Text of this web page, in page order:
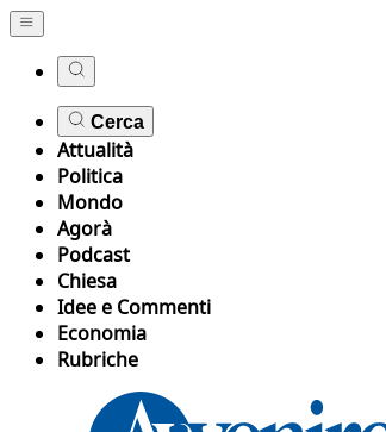
Cerca
Attualità
Politica
Mondo
Agorà
Podcast
Chiesa
Idee e Commenti
Economia
Rubriche